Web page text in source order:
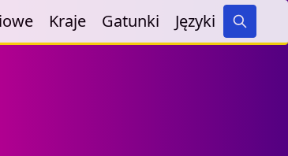
Kraje Gatunki Języki
Search